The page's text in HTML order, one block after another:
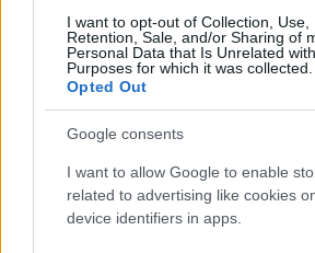
I want to opt-out of Collection, Use,
Retention, Sale, and/or Sharing of
Personal Data that Is Unrelated
Purposes for which it was collected.
Opted Out
Google consents
I want to allow Google to enable
related to advertising like cookies
device identifiers in apps.
candidiázist. Aki részletesen
magjának hatásairól és
ide kattintvajuthat bővebb